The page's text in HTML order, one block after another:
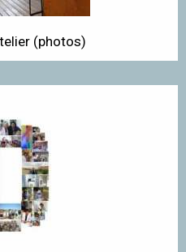
(photos)